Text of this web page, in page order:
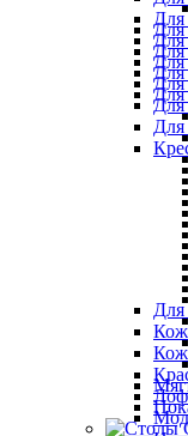
Для
Для
Для
Для
Для
Для
Для
Для
Для
Для
Для